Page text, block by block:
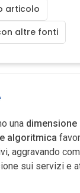
articolo
altre fonti
una
algoritmica
aggravando
sui servizi e